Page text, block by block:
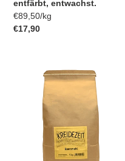
entfärbt, entwachst.
Einzelpreis
€89,50/pro
kg
Normaler
€17,90